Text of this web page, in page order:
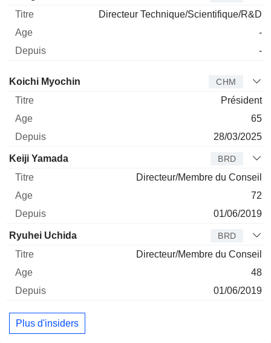
Directeur Technique/Scientifique/R&D
-
-
Administrateur Titre
Koichi Myochin CHM
Président
65
28/03/2025
Keiji Yamada BRD
Directeur/Membre du Conseil
72
01/06/2019
Ryuhei Uchida BRD
Directeur/Membre du Conseil
48
01/06/2019
Plus d'insiders